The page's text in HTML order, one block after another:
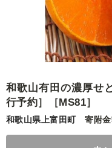
お礼の品をカテゴリや
自治体から探す
ランキング
特集・おすすめ
和歌山有田の濃厚せ
行予約］［MS81］
和歌山県上富田町 寄附